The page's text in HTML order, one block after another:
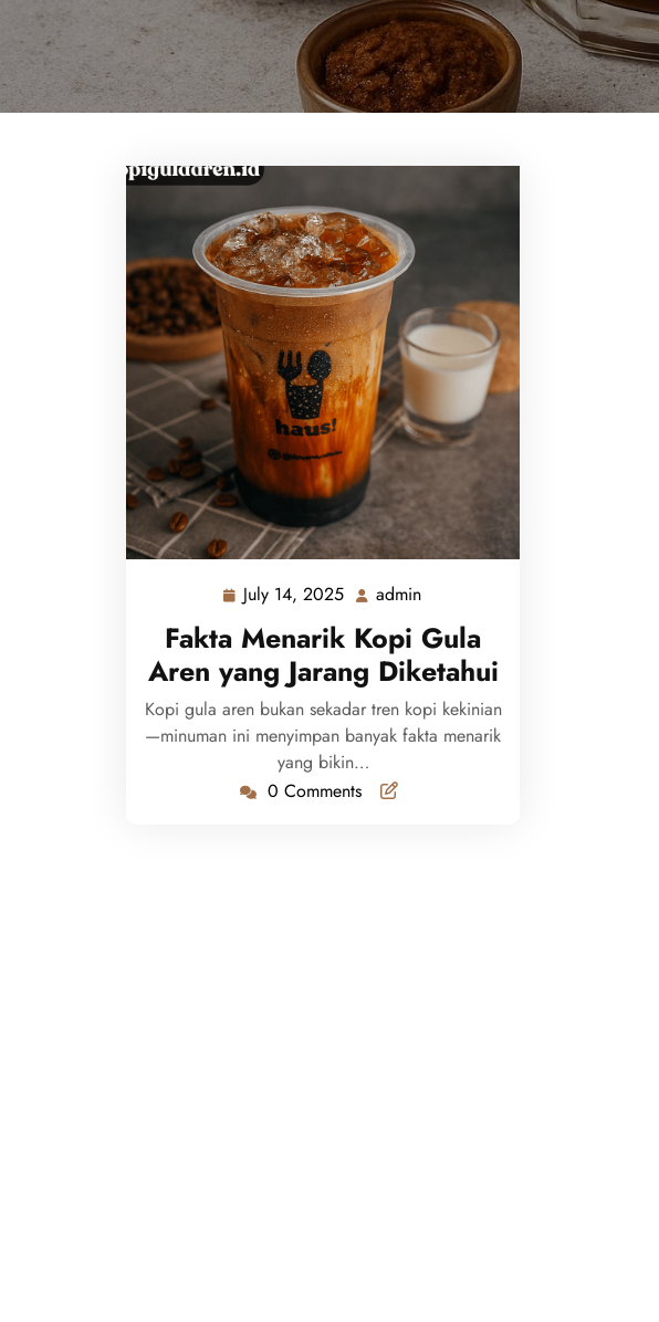
July 14, 2025 July
14,
2025
admin
Fakta Menarik Kopi Gula
Aren yang Jarang Diketahui
Kopi gula aren bukan sekadar tren kopi kekinian
—minuman ini menyimpan banyak fakta menarik
yang bikin…
0 Comments